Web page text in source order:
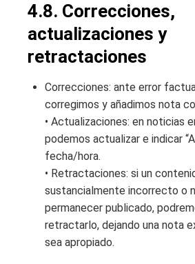
4.8. Correcciones,
actualizaciones y
retractaciones
Correcciones: ante error
corregimos y añadimos nota
• Actualizaciones: en noticias
podemos actualizar e indicar
fecha/hora.
• Retractaciones: si un
sustancialmente incorrecto o
permanecer publicado,
retractarlo, dejando una nota
sea apropiado.